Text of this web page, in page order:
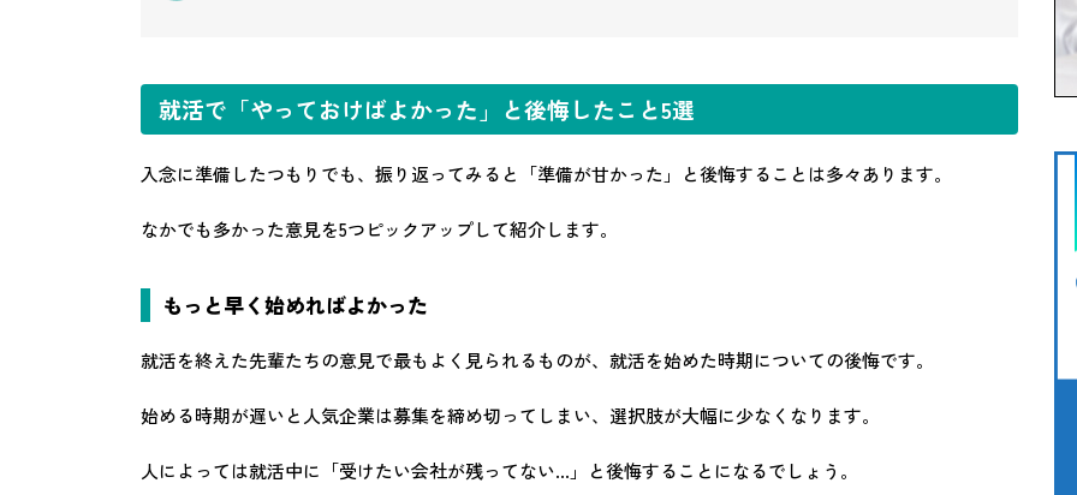
就活で「やっておけばよかった」と後悔したこと5選
入念に準備したつもりでも、振り返ってみると「準備が甘かった」と後悔することは多々あります。
なかでも多かった意見を5つピックアップして紹介します。
もっと早く始めればよかった
就活を終えた先輩たちの意見で最もよく見られるものが、就活を始めた時期についての後悔です。
始める時期が遅いと人気企業は募集を締め切ってしまい、選択肢が大幅に少なくなります。
人によっては就活中に「受けたい会社が残ってない…」と後悔することになるでしょう。